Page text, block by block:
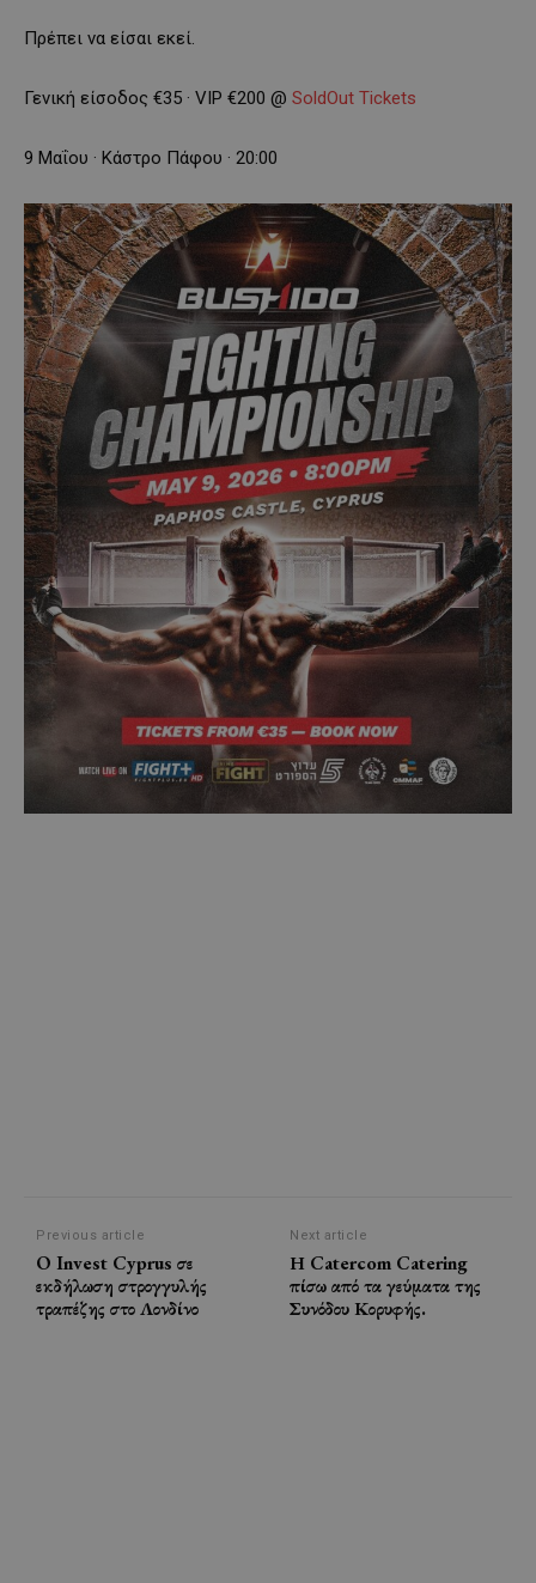
Πρέπει να είσαι εκεί.
Γενική είσοδος €35 · VIP €200 @ SoldOut Tickets
9 Μαΐου · Κάστρο Πάφου · 20:00
Previous article
O Invest Cyprus σε
εκδήλωση στρογγυλής
τραπέζης στο Λονδίνο
Next article
Η Catercom Catering
πίσω από τα γεύματα της
Συνόδου Κορυφής.